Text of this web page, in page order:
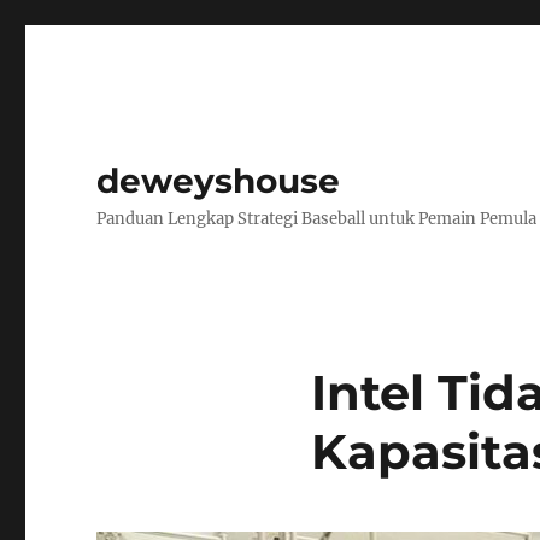
deweyshouse
Panduan Lengkap Strategi Baseball untuk Pemain Pemula
Intel